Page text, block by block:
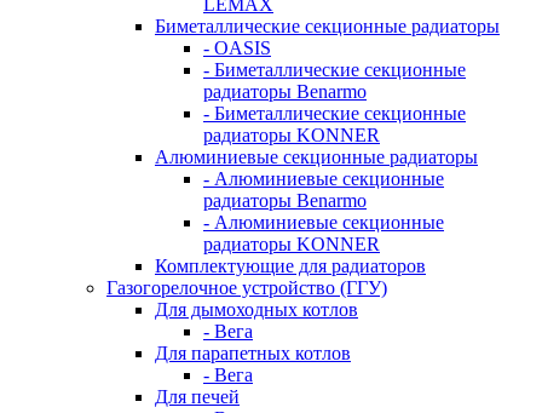
LEMAX
Биметаллические секционные радиаторы
- OASIS
- Биметаллические секционные
радиаторы Benarmo
- Биметаллические секционные
радиаторы KONNER
Алюминиевые секционные радиаторы
- Алюминиевые секционные
радиаторы Benarmo
- Алюминиевые секционные
радиаторы KONNER
Комплектующие для радиаторов
Газогорелочное устройство (ГГУ)
Для дымоходных котлов
- Вега
Для парапетных котлов
- Вега
Для печей